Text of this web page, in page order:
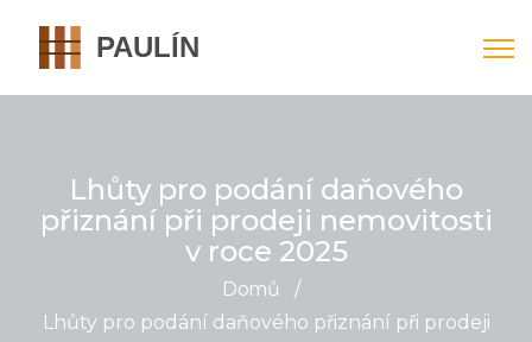
Lhůty pro podání daňového
přiznání při prodeji nemovitosti
v roce 2025
Domů
/
Lhůty pro podání daňového přiznání při prodeji